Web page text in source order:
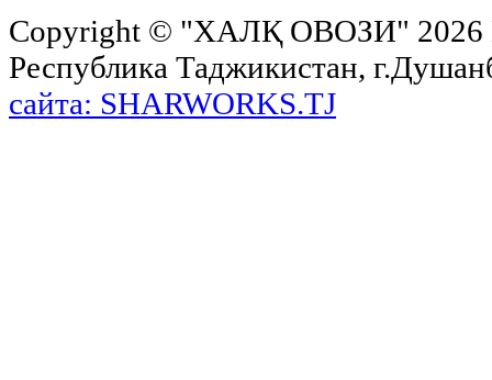
Copyright © "ХАЛҚ ОВОЗИ"
Республика Таджикистан,
сайта: SHARWORKS.TJ